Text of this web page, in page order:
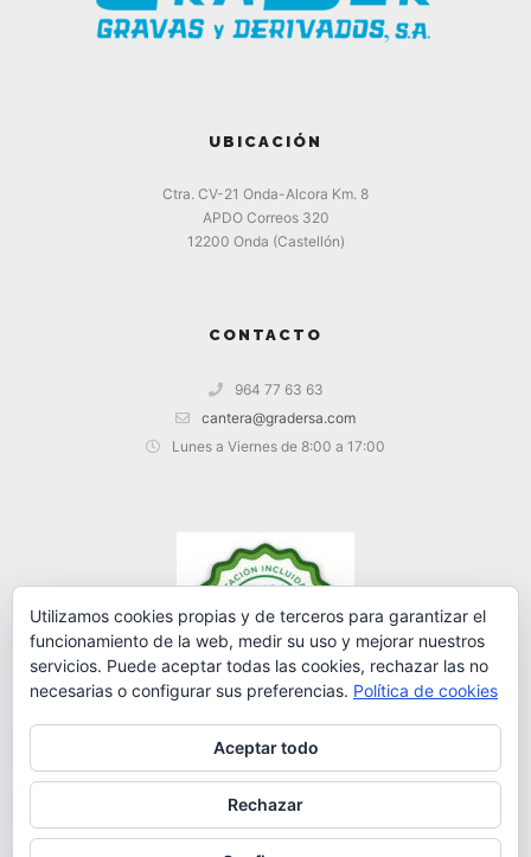
UBICACIÓN
Ctra. CV-21 Onda-Alcora Km. 8
APDO Correos 320
12200 Onda (Castellón)
CONTACTO
964 77 63 63
cantera@gradersa.com
Lunes a Viernes de 8:00 a 17:00
Utilizamos cookies propias y de terceros para garantizar el
funcionamiento de la web, medir su uso y mejorar nuestros
servicios. Puede aceptar todas las cookies, rechazar las no
necesarias o configurar sus preferencias. Política de cookies
Aceptar todo
Rechazar